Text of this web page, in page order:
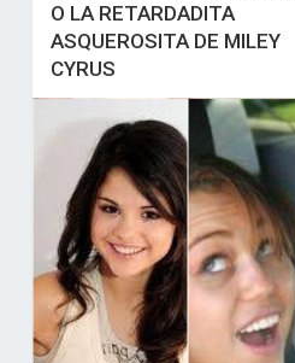
O LA RETARDADITA
ASQUEROSITA DE MILEY
CYRUS